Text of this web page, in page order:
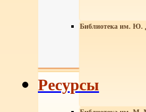
Библиотека им. Ю.
Ресурсы